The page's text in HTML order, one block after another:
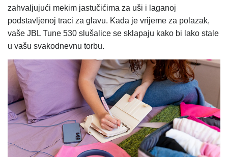
zahvaljujući mekim jastučićima za uši i laganoj
podstavljenoj traci za glavu. Kada je vrijeme za polazak,
vaše JBL Tune 530 slušalice se sklapaju kako bi lako stale
u vašu svakodnevnu torbu.